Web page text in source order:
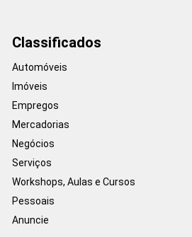
Classificados
Automóveis
Imóveis
Empregos
Mercadorias
Negócios
Serviços
Workshops, Aulas e Cursos
Pessoais
Anuncie